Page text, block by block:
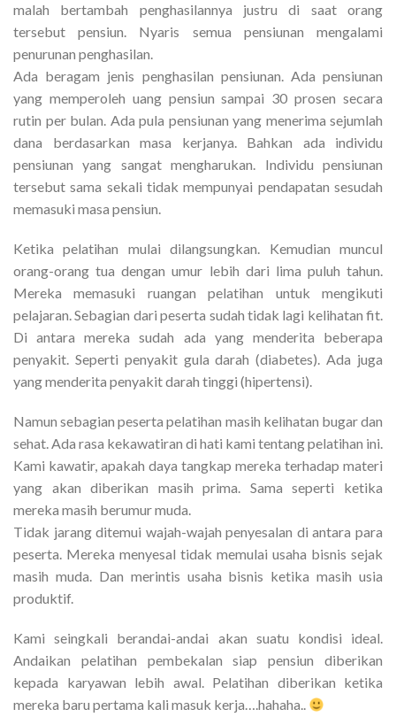
malah bertambah penghasilannya justru di saat orang
tersebut pensiun. Nyaris semua pensiunan mengalami
penurunan penghasilan.
Ada beragam jenis penghasilan pensiunan. Ada pensiunan
yang memperoleh uang pensiun sampai 30 prosen secara
rutin per bulan. Ada pula pensiunan yang menerima sejumlah
dana berdasarkan masa kerjanya. Bahkan ada individu
pensiunan yang sangat mengharukan. Individu pensiunan
tersebut sama sekali tidak mempunyai pendapatan sesudah
memasuki masa pensiun.
Ketika pelatihan mulai dilangsungkan. Kemudian muncul
orang-orang tua dengan umur lebih dari lima puluh tahun.
Mereka memasuki ruangan pelatihan untuk mengikuti
pelajaran. Sebagian dari peserta sudah tidak lagi kelihatan fit.
Di antara mereka sudah ada yang menderita beberapa
penyakit. Seperti penyakit gula darah (diabetes). Ada juga
yang menderita penyakit darah tinggi (hipertensi).
Namun sebagian peserta pelatihan masih kelihatan bugar dan
sehat. Ada rasa kekawatiran di hati kami tentang pelatihan ini.
Kami kawatir, apakah daya tangkap mereka terhadap materi
yang akan diberikan masih prima. Sama seperti ketika
mereka masih berumur muda.
Tidak jarang ditemui wajah-wajah penyesalan di antara para
peserta. Mereka menyesal tidak memulai usaha bisnis sejak
masih muda. Dan merintis usaha bisnis ketika masih usia
produktif.
Kami seingkali berandai-andai akan suatu kondisi ideal.
Andaikan pelatihan pembekalan siap pensiun diberikan
kepada karyawan lebih awal. Pelatihan diberikan ketika
mereka baru pertama kali masuk kerja….hahaha..